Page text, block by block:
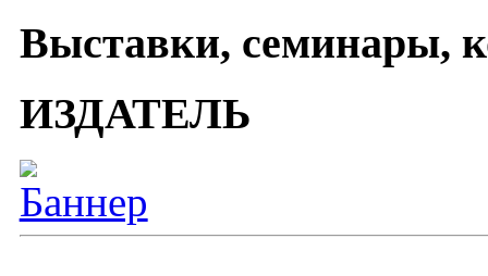
Выставки, семинары,
ИЗДАТЕЛЬ